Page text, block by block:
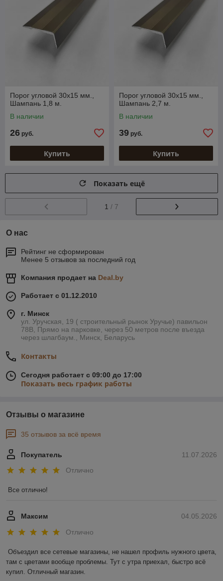
Порог угловой 30х15 мм.,
Шампань 1,8 м.
В наличии
26 руб.
Купить
Порог угловой 30х15 мм.,
Шампань 2,7 м.
В наличии
39 руб.
Купить
Показать ещё
1 / 7
О нас
Рейтинг не сформирован
Менее 5 отзывов за последний год
Компания продает на Deal.by
Работает с 01.12.2010
г. Минск
ул. Уручская, 19 ( строительный рынок Уручье) павильон
78В, Прямо на парковке, через 50 метров после въезда
через шлагбаум., Минск, Беларусь
Контакты
Сегодня работает с 09:00 до 17:00
Показать весь график работы
Отзывы о магазине
35 отзывов за всё время
11.07.2026
Покупатель
Отлично
Все отлично!
04.05.2026
Максим
Отлично
Объездил все сетевые магазины, не нашел профиль нужного цвета,
там с цветами вообще проблемы. Тут с утра приехал, быстро всё
купил. Отличный магазин.